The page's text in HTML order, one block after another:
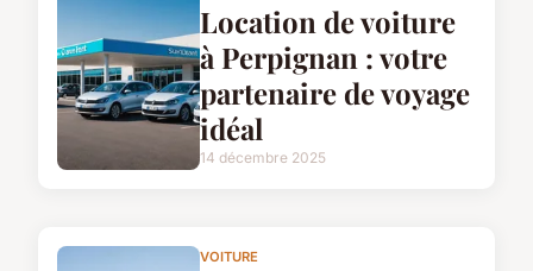
Location de voiture
à Perpignan : votre
partenaire de voyage
idéal
14 décembre 2025
VOITURE